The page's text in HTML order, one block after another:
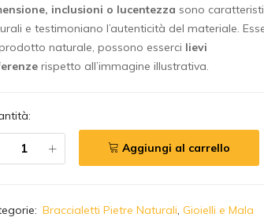
inclusioni o lucentezza sono
e testimoniano l’autenticità del materiale.
naturale, possono esserci lievi
rispetto all’immagine illustrativa.
Aggiungi al carrello
Braccialetti Pietre Naturali,Gioielli e Mala